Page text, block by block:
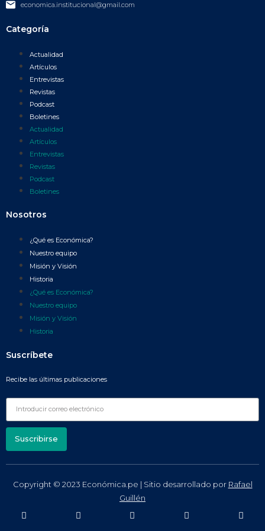
economica.institucional@gmail.com
Categoría
Actualidad
Artículos
Entrevistas
Revistas
Podcast
Boletines
Actualidad
Artículos
Entrevistas
Revistas
Podcast
Boletines
Nosotros
¿Qué es Económica?
Nuestro equipo
Misión y Visión
Historia
¿Qué es Económica?
Nuestro equipo
Misión y Visión
Historia
Suscríbete
Recibe las últimas publicaciones
Suscribirse
Copyright © 2023 Económica.pe | Sitio desarrollado por Rafael
Guillén